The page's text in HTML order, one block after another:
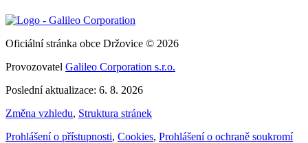
Oficiální stránka obce Držovice © 2026
Provozovatel Galileo Corporation s.r.o.
Poslední aktualizace: 6. 8. 2026
Změna vzhledu, Struktura stránek
Prohlášení o přístupnosti, Cookies, Prohlášení o ochraně soukromí